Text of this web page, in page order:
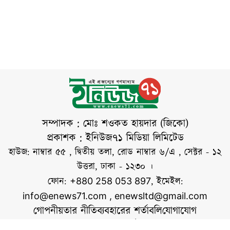
তার বক্তব্য ভারতের
অবস্থান নিয়ে নানা
প্রশ্নের জন্ম দিয়েছে।
বুধবার সকালে
রাজধানীর গুলশানে
গ্যালারি হামিদুজ্জামান ও
জার্নালিস্ট
অ্যাসোসিয়েশনের
সম্পাদক : মোঃ শওকত হায়দার (জিকো)
প্রকাশক : ইনিউজ৭১ মিডিয়া লিমিটেড
হাউজ: নাম্বার ৫৫ , দ্বিতীয় তলা, রোড নাম্বার ৬/এ , সেক্টর - ১২
উত্তরা, ঢাকা - ১২৩০ ।
ফোন: +880 258 053 897, ইমেইল:
info@enews71.com , enewsltd@gmail.com
গোপনীয়তার নীতিব্যবহারের শর্তাবলিযোগাযোগ